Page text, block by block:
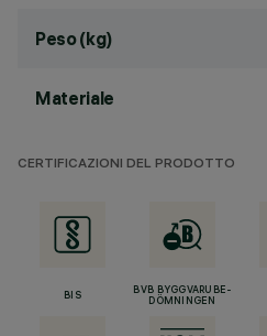
Peso (kg)
Materiale
CERTIFICAZIONI DEL PRODOTTO
BIS
BVB BYGGVARUBE-
DÖMNINGEN